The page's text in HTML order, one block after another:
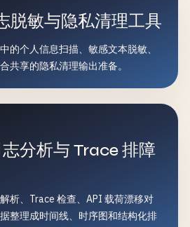
脱敏与隐私清理工具
的个人信息扫描、敏感文本脱敏、
共享的隐私清理输出准备。
分析与 Trace 排障
析、Trace 检查、API 载荷漂移对
整理成时间线、时序图和结构化排